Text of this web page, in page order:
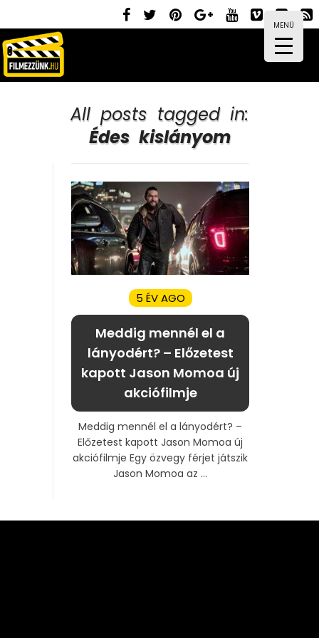
MENÜ
All posts tagged in:
Édes kislányom
5 ÉV AGO
Meddig mennél el a
lányodért? – Előzetest
kapott Jason Momoa új
akciófilmje
Meddig mennél el a lányodért? –
Előzetest kapott Jason Momoa új
akciófilmje Egy özvegy férjet játszik
Jason Momoa az ...